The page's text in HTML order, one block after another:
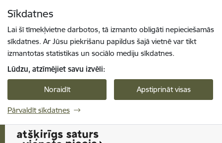
Sīkdatnes
Lai šī tīmekļvietne darbotos, tā izmanto obligāti nepieciešamās
sīkdatnes. Ar Jūsu piekrišanu papildus šajā vietnē var tikt
izmantotas statistikas un sociālo mediju sīkdatnes.
Lūdzu, atzīmējiet savu izvēli:
Noraidīt Apstiprināt visas
Pārvaldīt sīkdatnes